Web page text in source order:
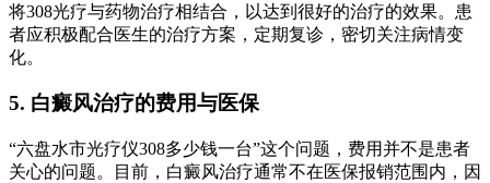
将308光疗与药物治疗相结合，以达到很好的治疗的效果。患
者应积极配合医生的治疗方案，定期复诊，密切关注病情变
化。
5. 白癜风治疗的费用与医保
“六盘水市光疗仪308多少钱一台”这个问题，费用并不是患者
关心的问题。目前，白癜风治疗通常不在医保报销范围内，因